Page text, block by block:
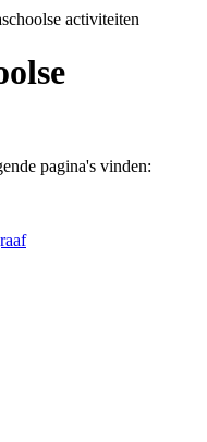
activiteiten
pagina's vinden: